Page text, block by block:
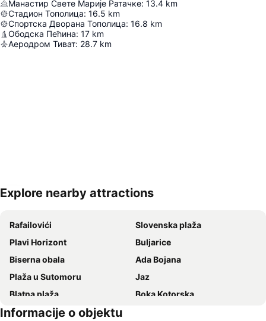
Манастир Свете Марије Ратачке: 13.4 km
Стадион Тополица: 16.5 km
Спортска Дворана Тополица: 16.8 km
Ободска Пећина: 17 km
Аеродром Тиват: 28.7 km
Explore nearby attractions
Rafailovići
Slovenska plaža
Plavi Horizont
Buljarice
Biserna obala
Ada Bojana
Plaža u Sutomoru
Jaz
Blatna plaža
Boka Kotorska
Kotor
Informacije o objektu